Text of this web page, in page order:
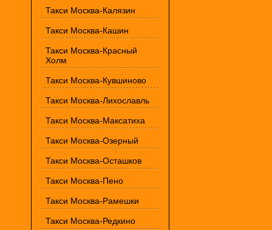
Такси Москва-Калязин
Такси Москва-Кашин
Такси Москва-Красный
Холм
Такси Москва-Кувшиново
Такси Москва-Лихославль
Такси Москва-Максатиха
Такси Москва-Озерный
Такси Москва-Осташков
Такси Москва-Пено
Такси Москва-Рамешки
Такси Москва-Редкино